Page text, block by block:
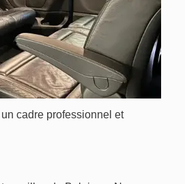
cadre professionnel et